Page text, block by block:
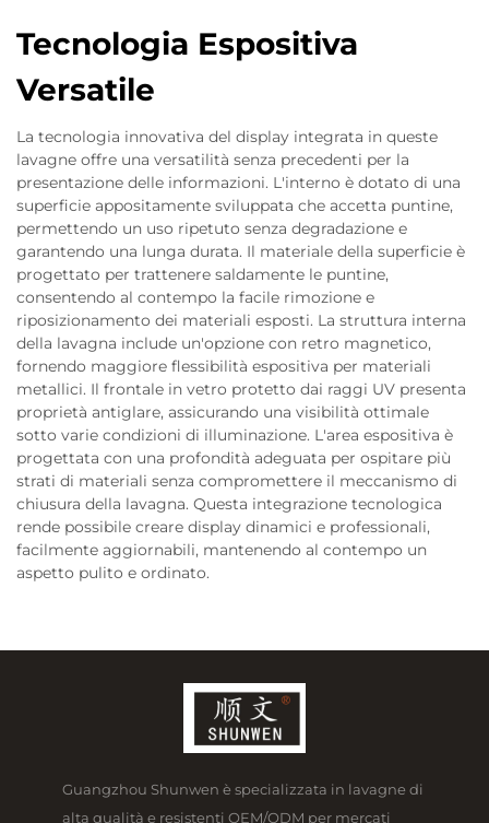
Tecnologia Espositiva
Versatile
La tecnologia innovativa del display integrata in queste
lavagne offre una versatilità senza precedenti per la
presentazione delle informazioni. L'interno è dotato di una
superficie appositamente sviluppata che accetta puntine,
permettendo un uso ripetuto senza degradazione e
garantendo una lunga durata. Il materiale della superficie è
progettato per trattenere saldamente le puntine,
consentendo al contempo la facile rimozione e
riposizionamento dei materiali esposti. La struttura interna
della lavagna include un'opzione con retro magnetico,
fornendo maggiore flessibilità espositiva per materiali
metallici. Il frontale in vetro protetto dai raggi UV presenta
proprietà antiglare, assicurando una visibilità ottimale
sotto varie condizioni di illuminazione. L'area espositiva è
progettata con una profondità adeguata per ospitare più
strati di materiali senza compromettere il meccanismo di
chiusura della lavagna. Questa integrazione tecnologica
rende possibile creare display dinamici e professionali,
facilmente aggiornabili, mantenendo al contempo un
aspetto pulito e ordinato.
Guangzhou Shunwen è specializzata in lavagne di
alta qualità e resistenti OEM/ODM per mercati